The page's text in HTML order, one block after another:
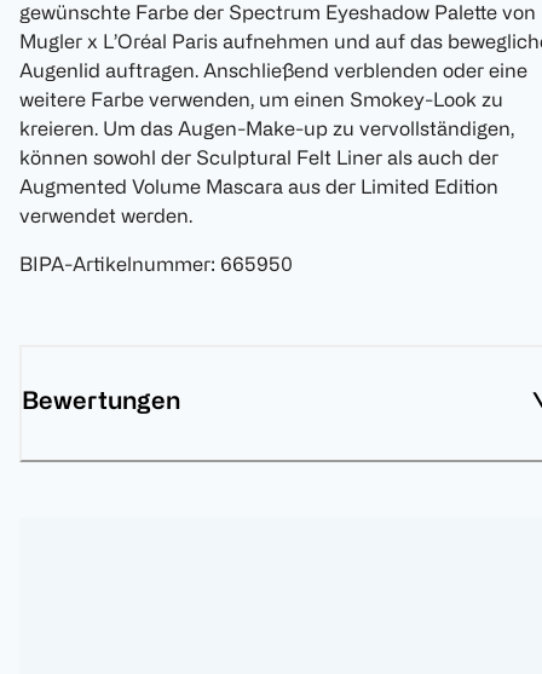
gewünschte Farbe der Spectrum Eyeshadow Palette von
Mugler x L’Oréal Paris aufnehmen und auf das
Augenlid auftragen. Anschließend verblenden oder eine
weitere Farbe verwenden, um einen Smokey-Look zu
kreieren. Um das Augen-Make-up zu vervollständigen,
können sowohl der Sculptural Felt Liner als auch der
Augmented Volume Mascara aus der Limited Edition
verwendet werden.
BIPA-Artikelnummer: 665950
Bewertungen